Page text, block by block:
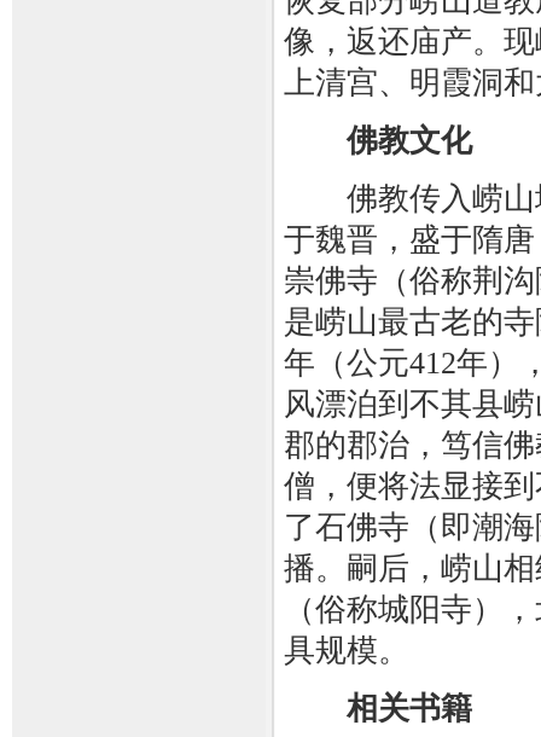
像，返还庙产。
上清宫、明霞洞
佛教文化
佛教传入崂山
于魏晋，盛于隋
崇佛寺（俗称荆
是崂山最古老的
年（公元412年）
风漂泊到不其县
郡的郡治，笃信
僧，便将法显接
了石佛寺（即潮
播。嗣后，崂山
（俗称城阳寺）
具规模。
相关书籍